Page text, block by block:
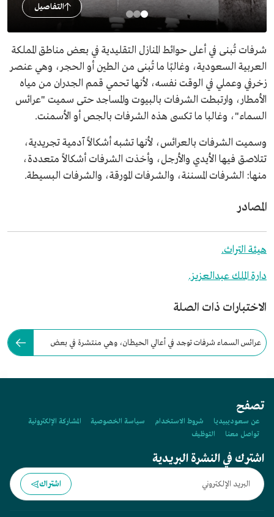
التفاصيل
شرفات تُبنى في أعلى حوائط المنازل التقليدية في بعض مناطق المملكة
العربية السعودية، وغالبًا ما تُبنى من الطين أو الحجر، وهي عنصر
زخرفي وعملي في الوقت نفسه، لأنها تحمي قمم الجدران من مياه
الأمطار، وارتبطت الشرفات بالبيوت والمساجد حتى سميت "عرائس
السماء"، وغالبا ما تكسى هذه الشرفات بالجص أو الأسمنت.
وسميت الشرفات بالعرائس، لأنها تشبه أشكالاً آدمية تجريدية،
تتلاصق فيها الأيدي والأرجل، وأخذت الشرفات أشكالاً متعددة،
منها: الشـرفات المسننة، والشـرفات المورقة، والشرفات البسيطة.
المصادر
هيئة التراث.
دارة الملك عبدالعزيز.
الاختبارات ذات الصلة
عرائس السماء شرفات توجد في أعالي الحيطان، وهي منتشرة في بعض
تصفح
عن سعوديبيديا شروط الاستخدام سياسة الخصوصية
المشاركة الإلكترونية
تواصل معنا
التوظيف
اشترك في النشرة البريدية
اشتراك